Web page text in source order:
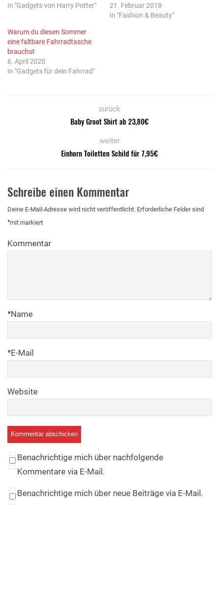
In "Gadgets von Harry Potter"
21. Februar 2018
In "Fashion & Beauty"
Warum du diesen Sommer
eine faltbare Fahrradtasche
brauchst
6. April 2020
In "Gadgets für dein Fahrrad"
zurück
Baby Groot Shirt ab 23,80€
weiter
Einhorn Toiletten Schild für 7,95€
Schreibe einen Kommentar
Deine E-Mail-Adresse wird nicht veröffentlicht. Erforderliche Felder sind
mit
* markiert
Kommentar
Name
*
E-Mail
*
Website
Benachrichtige mich über nachfolgende
Kommentare via E-Mail.
Benachrichtige mich über neue Beiträge via E-Mail.